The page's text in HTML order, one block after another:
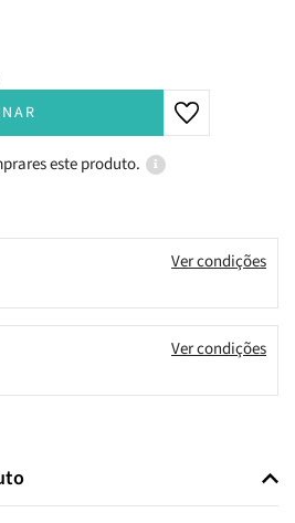
este produto.
Ver condições
Ver condições